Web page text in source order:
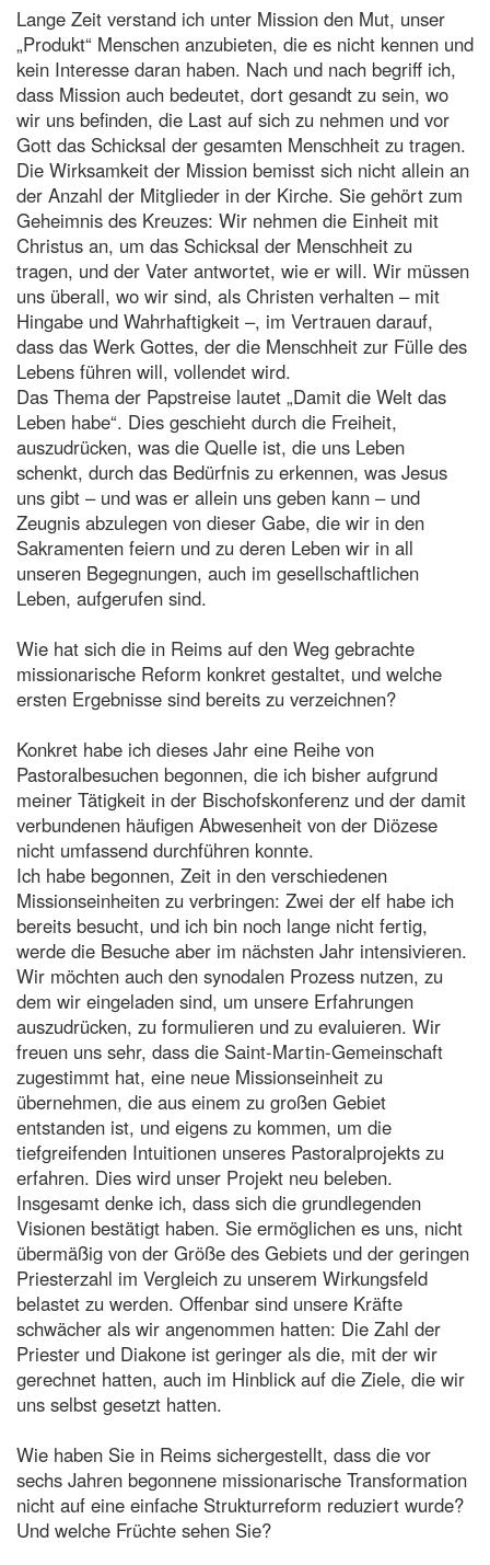
Lange Zeit verstand ich unter Mission den Mut, unser
„Produkt“ Menschen anzubieten, die es nicht kennen und
kein Interesse daran haben. Nach und nach begriff ich,
dass Mission auch bedeutet, dort gesandt zu sein, wo
wir uns befinden, die Last auf sich zu nehmen und vor
Gott das Schicksal der gesamten Menschheit zu tragen.
Die Wirksamkeit der Mission bemisst sich nicht allein an
der Anzahl der Mitglieder in der Kirche. Sie gehört zum
Geheimnis des Kreuzes: Wir nehmen die Einheit mit
Christus an, um das Schicksal der Menschheit zu
tragen, und der Vater antwortet, wie er will. Wir müssen
uns überall, wo wir sind, als Christen verhalten – mit
Hingabe und Wahrhaftigkeit –, im Vertrauen darauf,
dass das Werk Gottes, der die Menschheit zur Fülle des
Lebens führen will, vollendet wird.
Das Thema der Papstreise lautet „Damit die Welt das
Leben habe“. Dies geschieht durch die Freiheit,
auszudrücken, was die Quelle ist, die uns Leben
schenkt, durch das Bedürfnis zu erkennen, was Jesus
uns gibt – und was er allein uns geben kann – und
Zeugnis abzulegen von dieser Gabe, die wir in den
Sakramenten feiern und zu deren Leben wir in all
unseren Begegnungen, auch im gesellschaftlichen
Leben, aufgerufen sind.
Wie hat sich die in Reims auf den Weg gebrachte
missionarische Reform konkret gestaltet, und welche
ersten Ergebnisse sind bereits zu verzeichnen?
Konkret habe ich dieses Jahr eine Reihe von
Pastoralbesuchen begonnen, die ich bisher aufgrund
meiner Tätigkeit in der Bischofskonferenz und der damit
verbundenen häufigen Abwesenheit von der Diözese
nicht umfassend durchführen konnte.
Ich habe begonnen, Zeit in den verschiedenen
Missionseinheiten zu verbringen: Zwei der elf habe ich
bereits besucht, und ich bin noch lange nicht fertig,
werde die Besuche aber im nächsten Jahr intensivieren.
Wir möchten auch den synodalen Prozess nutzen, zu
dem wir eingeladen sind, um unsere Erfahrungen
auszudrücken, zu formulieren und zu evaluieren. Wir
freuen uns sehr, dass die Saint-Martin-Gemeinschaft
zugestimmt hat, eine neue Missionseinheit zu
übernehmen, die aus einem zu großen Gebiet
entstanden ist, und eigens zu kommen, um die
tiefgreifenden Intuitionen unseres Pastoralprojekts zu
erfahren. Dies wird unser Projekt neu beleben.
Insgesamt denke ich, dass sich die grundlegenden
Visionen bestätigt haben. Sie ermöglichen es uns, nicht
übermäßig von der Größe des Gebiets und der geringen
Priesterzahl im Vergleich zu unserem Wirkungsfeld
belastet zu werden. Offenbar sind unsere Kräfte
schwächer als wir angenommen hatten: Die Zahl der
Priester und Diakone ist geringer als die, mit der wir
gerechnet hatten, auch im Hinblick auf die Ziele, die wir
uns selbst gesetzt hatten.
Wie haben Sie in Reims sichergestellt, dass die vor
sechs Jahren begonnene missionarische Transformation
nicht auf eine einfache Strukturreform reduziert wurde?
Und welche Früchte sehen Sie?